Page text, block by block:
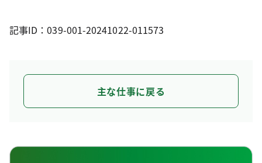
記事ID：039-001-20241022-011573
主な仕事に戻る